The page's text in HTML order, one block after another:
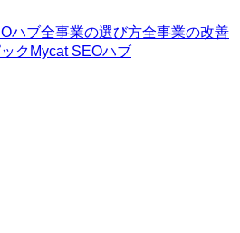
ハブ全事業の選び方全事業の改善
ク Mycat SEOハブ